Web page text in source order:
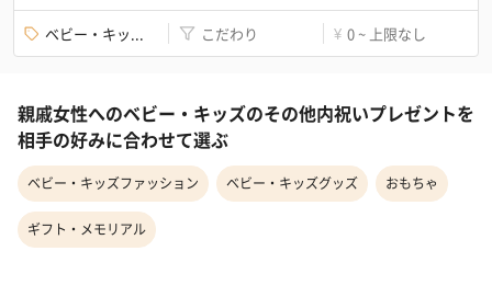
ベビー・キッ... こだわり ¥ 0 ~ 上限なし
親戚女性へのベビー・キッズのその他内祝いプレゼントを
相手の好みに合わせて選ぶ
ベビー・キッズファッション ベビー・キッズグッズ おもちゃ
ギフト・メモリアル